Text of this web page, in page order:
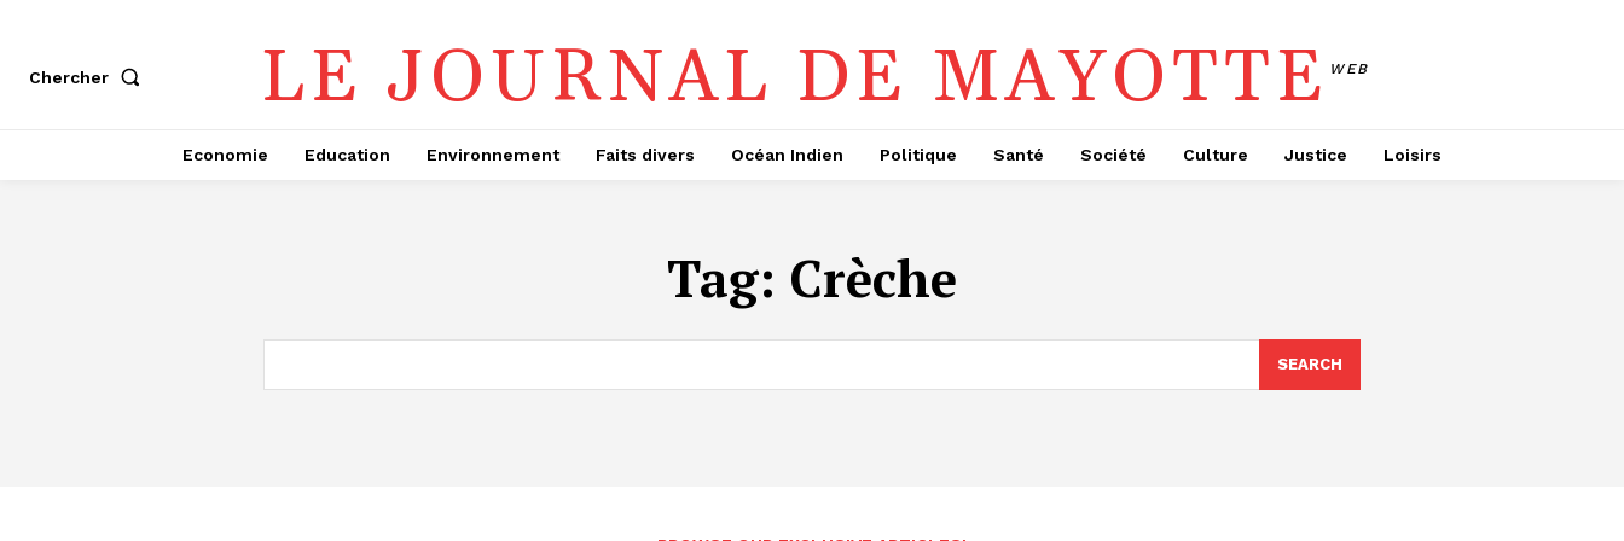
Chercher LE JOURNAL DE MAYOTTE WEB
Economie Education Environnement Faits divers Océan Indien Politique Santé Société Culture Justice Loisirs
Tag: Crèche
SEARCH